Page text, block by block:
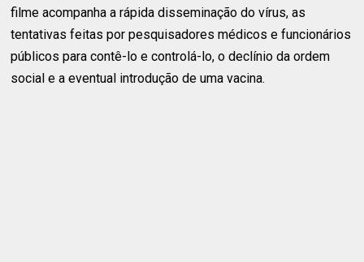
filme acompanha a rápida disseminação do vírus, as
tentativas feitas por pesquisadores médicos e funcionários
públicos para contê-lo e controlá-lo, o declínio da ordem
social e a eventual introdução de uma vacina.